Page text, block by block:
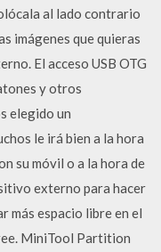
al lado contrario
imágenes que quieras
El acceso USB OTG
y otros
elegido un
le irá bien a la hora
su móvil o a la hora de
externo para hacer
más espacio libre en el
MiniTool Partition